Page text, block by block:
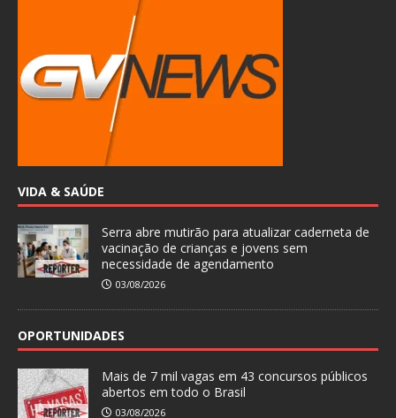
VIDA & SAÚDE
Serra abre mutirão para atualizar caderneta de
vacinação de crianças e jovens sem
necessidade de agendamento
03/08/2026
OPORTUNIDADES
Mais de 7 mil vagas em 43 concursos públicos
abertos em todo o Brasil
03/08/2026